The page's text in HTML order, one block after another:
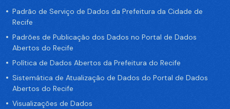
Padrão de Serviço de Dados da Prefeitura da Cidade de
Recife
Padrões de Publicação dos Dados no Portal de Dados
Abertos do Recife
Política de Dados Abertos da Prefeitura do Recife
Sistemática de Atualização de Dados do Portal de Dados
Abertos do Recife
Visualizações de Dados